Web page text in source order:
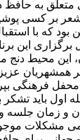
متعلق به
بر کسی
بود که با
این
این محیط دنج
عزیز،
محفل فرهنگی
اول باید تشکر
و زمان جلسه
مشکلات